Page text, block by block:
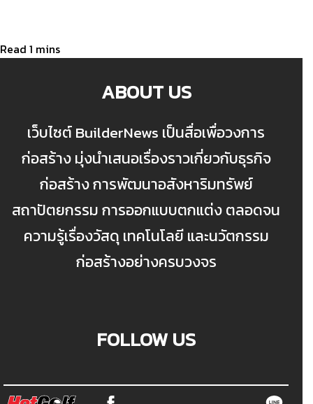
ABOUT US
เว็บไซต์ BuilderNews เป็นสื่อเพื่อวงการ
ก่อสร้าง มุ่งนำเสนอเรื่องราวเกี่ยวกับธุรกิจ
ก่อสร้าง การพัฒนาอสังหาริมทรัพย์
สถาปัตยกรรม การออกแบบตกแต่ง ตลอดจน
ความรู้เรื่องวัสดุ เทคโนโลยี และนวัตกรรม
ก่อสร้างอย่างครบวงจร
FOLLOW US